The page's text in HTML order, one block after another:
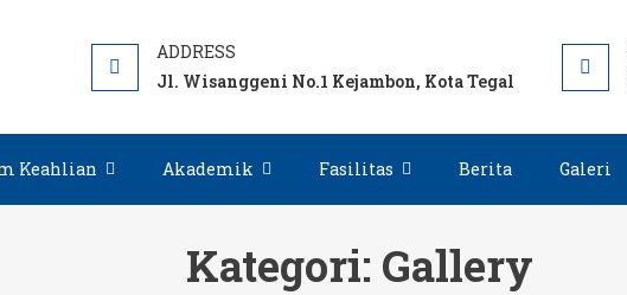
SMKN 2 TEGAL OFFICIAL SITE
Jl. Wisanggeni No.1 Kejambon, Kota Tegal
Keahlian Akademik Fasilitas Berita Galeri
Kategori: Gallery